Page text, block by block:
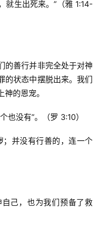
就生出死来。”（雅 1:14-
的善行并非完全处于对神
的状态中摆脱出来。我们
的恩宠。
也没有”。（罗 3:10）
；并没有行善的，连一个
己，也为我们预备了救